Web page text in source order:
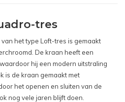
tres
het type Loft-tres is gemaakt
De kraan heeft een
hij een modern uitstraling
is de kraan gemaakt met
het openen en sluiten van de
nog vele jaren blijft doen.